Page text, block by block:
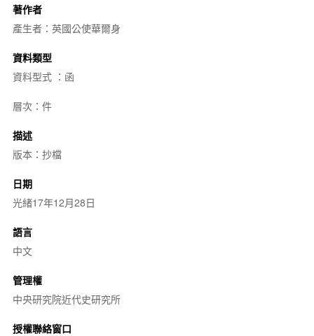
著作者
產生者：英國公使華爾身
資料類型
資料型式 ：函
層次：件
描述
版本：抄檔
日期
光緒17年12月28日
語言
中文
管理權
中央研究院近代史研究所
授權聯絡窗口